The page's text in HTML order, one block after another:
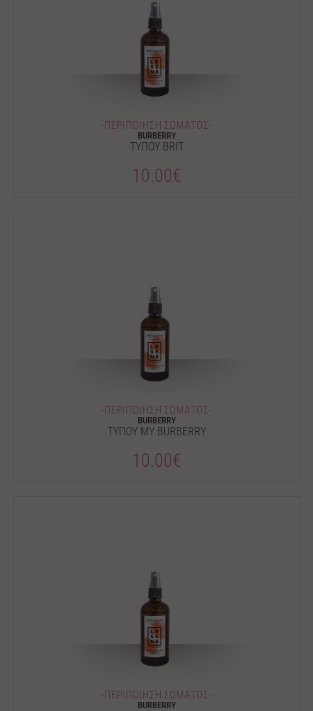
-ΠΕΡΙΠΟΙΗΣΗ ΣΩΜΑΤΟΣ-
BURBERRY
ΤΥΠΟΥ BRIT
10.00€
-ΠΕΡΙΠΟΙΗΣΗ ΣΩΜΑΤΟΣ-
BURBERRY
ΤΥΠΟΥ MY BURBERRY
10.00€
-ΠΕΡΙΠΟΙΗΣΗ ΣΩΜΑΤΟΣ-
BURBERRY